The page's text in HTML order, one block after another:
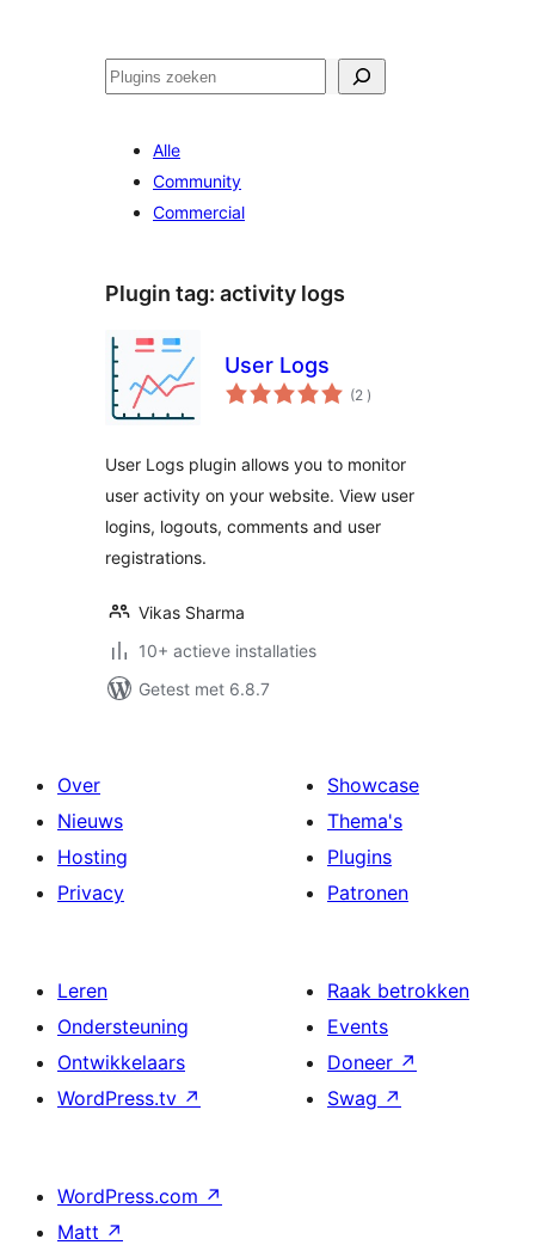
Zoeken
Alle
Community
Commercial
Plugin tag: activity logs
User Logs
(2 aantal
beoordelingen
)
User Logs plugin allows you to monitor
user activity on your website. View user
logins, logouts, comments and user
registrations.
Vikas Sharma
10+ actieve installaties
Getest met 6.8.7
Over
Nieuws
Hosting
Privacy
Showcase
Thema's
Plugins
Patronen
Leren
Ondersteuning
Ontwikkelaars
WordPress.tv ↗
Raak betrokken
Events
Doneer ↗
Swag ↗
WordPress.com ↗
Matt ↗